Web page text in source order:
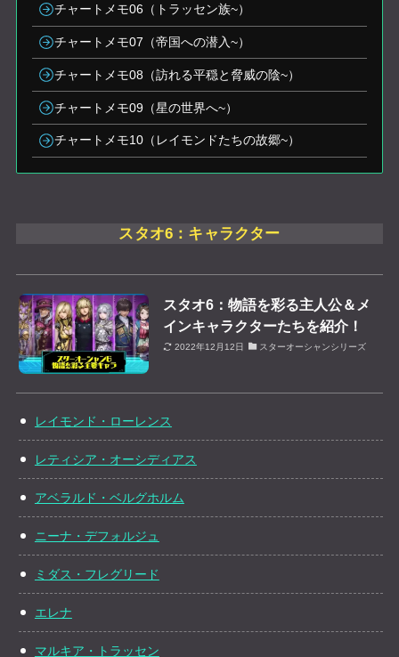
チャートメモ06（トラッセン族~）
チャートメモ07（帝国への潜入~）
チャートメモ08（訪れる平穏と脅威の陰~）
チャートメモ09（星の世界へ~）
チャートメモ10（レイモンドたちの故郷~）
スタオ6：キャラクター
スタオ6：物語を彩る主人公＆メ
インキャラクターたちを紹介！
2022年12月12日 スターオーシャンシリーズ
レイモンド・ローレンス
レティシア・オーシディアス
アベラルド・ベルグホルム
ニーナ・デフォルジュ
ミダス・フレグリード
エレナ
マルキア・トラッセン